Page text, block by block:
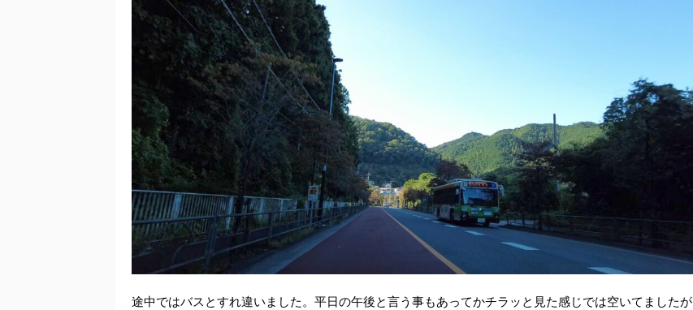
途中ではバスとすれ違いました。平日の午後と言う事もあってかチラッと見た感じでは空いてましたが